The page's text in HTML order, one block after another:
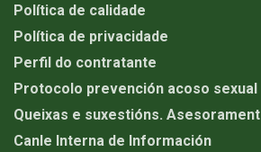
Política de calidade
Política de privacidade
Perfil do contratante
Protocolo prevención acoso sexual
Queixas e suxestións.
Canle Interna de Información